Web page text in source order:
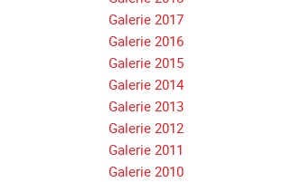
Galerie 2017
Galerie 2016
Galerie 2015
Galerie 2014
Galerie 2013
Galerie 2012
Galerie 2011
Galerie 2010